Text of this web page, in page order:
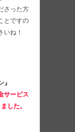
さった方
とですの
いね！
』
サービス
した。